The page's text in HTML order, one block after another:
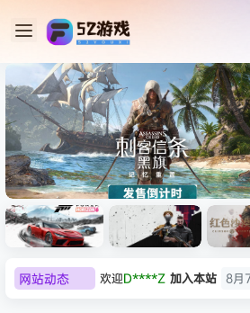
Light ）免安装中文版
网站动态 欢迎D****Z 加入本站 8月